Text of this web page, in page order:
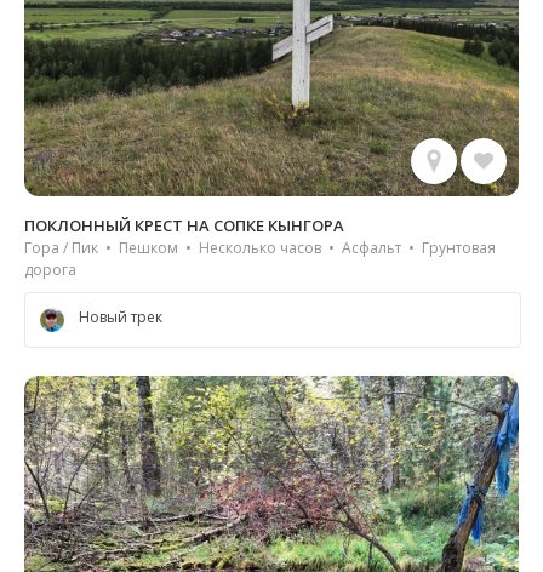
ПОКЛОННЫЙ КРЕСТ НА СОПКЕ КЫНГОРА
Гора / Пик • Пешком • Несколько часов • Асфальт • Грунтовая
дорога
Новый трек